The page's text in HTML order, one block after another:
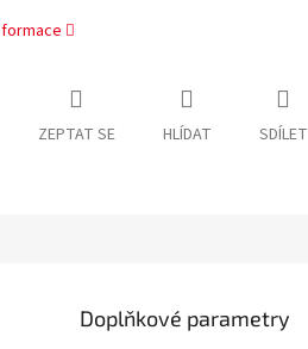
ZEPTAT SE HLÍDAT SDÍLET
Doplňkové parametry